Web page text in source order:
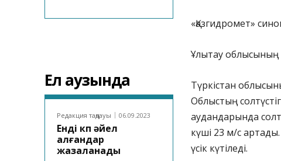
Ел аузында
Редакция таңдауы 06.09.2023
Енді көп әйел
алғандар
жазаланады
«Қазгидромет»
Ұлытау облысының
Түркістан
Облыстың
аудандарында
күші 23 м/с артады.
үсік күтіледі.